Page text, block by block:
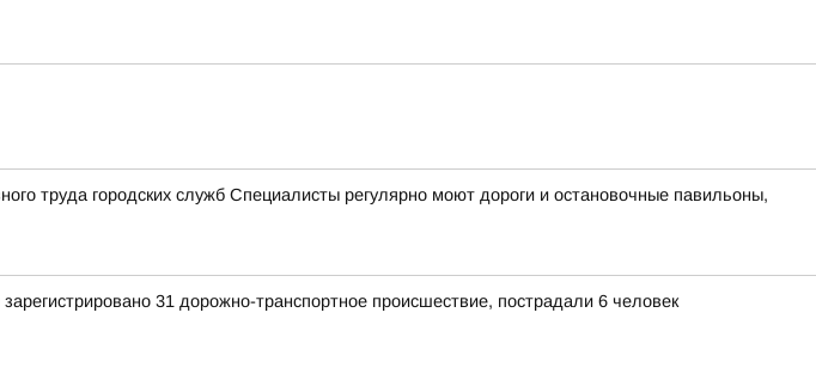
труда городских служб Специалисты регулярно моют дороги и остановочные павильоны,
31 дорожно-транспортное происшествие, пострадали 6 человек